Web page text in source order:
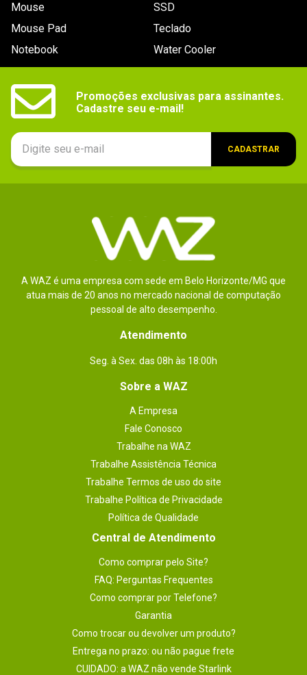
Mouse
Mouse Pad
Notebook
SSD
Teclado
Water Cooler
Promoções exclusivas para assinantes.
Cadastre seu e-mail!
CADASTRAR
A WAZ é uma empresa com sede em Belo Horizonte/MG que
atua mais de 20 anos no mercado nacional de computação
pessoal de alto desempenho.
Atendimento
Seg. à Sex. das 08h às 18:00h
Sobre a WAZ
A Empresa
Fale Conosco
Trabalhe na WAZ
Trabalhe Assistência Técnica
Trabalhe Termos de uso do site
Trabalhe Política de Privacidade
Política de Qualidade
Central de Atendimento
Como comprar pelo Site?
FAQ: Perguntas Frequentes
Como comprar por Telefone?
Garantia
Como trocar ou devolver um produto?
Entrega no prazo: ou não pague frete
CUIDADO: a WAZ não vende Starlink